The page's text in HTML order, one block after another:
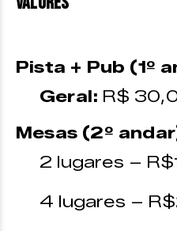
Pista + Pub (1º
Geral: R$
Mesas (2º
2 lugares –
4 lugares –